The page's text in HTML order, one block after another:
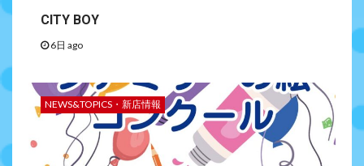
CITY BOY
6日 ago
NEWS&TOPICS・新店情報